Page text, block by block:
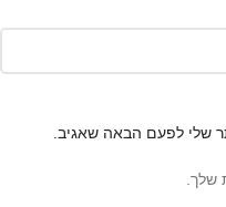
שלי לפעם הבאה שאגיב.
שלך.